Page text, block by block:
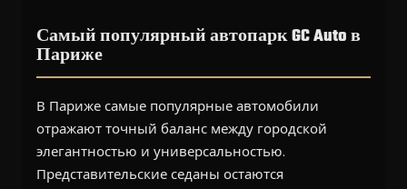
Самый популярный автопарк GC Auto в
Париже
В Париже самые популярные автомобили
отражают точный баланс между городской
элегантностью и универсальностью.
Представительские седаны остаются